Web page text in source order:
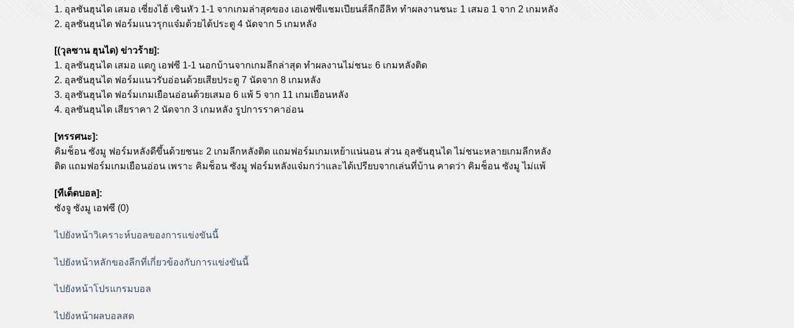
1. อุลซันฮุนได เสมอ เซี่ยงไฮ้ เซินหัว 1-1 จากเกมล่าสุดของ เอเอฟซีแชมเปียนส์ลีกอีลิท ทำผลงานชนะ 1 เสมอ 1 จาก 2 เกมหลัง
2. อุลซันฮุนได ฟอร์มแนวรุกแจ๋มด้วยได้ประตู 4 นัดจาก 5 เกมหลัง
[(วุลซาน ฮุนได) ข่าวร้าย]:
1. อุลซันฮุนได เสมอ แดกู เอฟซี 1-1 นอกบ้านจากเกมลีกล่าสุด ทำผลงานไม่ชนะ 6 เกมหลังติด
2. อุลซันฮุนได ฟอร์มแนวรับอ่อนด้วยเสียประตู 7 นัดจาก 8 เกมหลัง
3. อุลซันฮุนได ฟอร์มเกมเยือนอ่อนด้วยเสมอ 6 แพ้ 5 จาก 11 เกมเยือนหลัง
4. อุลซันฮุนได เสียราคา 2 นัดจาก 3 เกมหลัง รูปการราคาอ่อน
[ทรรศนะ]:
คิมช็อน ซังมู ฟอร์มหลังดีขึ้นด้วยชนะ 2 เกมลีกหลังติด แถมฟอร์มเกมเหย้าแน่นอน ส่วน อุลซันฮุนได ไม่ชนะหลายเกมลีกหลัง
ติด แถมฟอร์มเกมเยือนอ่อน เพราะ คิมช็อน ซังมู ฟอร์มหลังแจ๋มกว่าและได้เปรียบจากเล่นที่บ้าน คาดว่า คิมช็อน ซังมู ไม่แพ้
[ทีเด็ดบอล]:
ซังจู ซังมู เอฟซี (0)
ไปยังหน้าวิเคราะห์บอลของการแข่งขันนี้
ไปยังหน้าหลักของลีกที่เกี่ยวข้องกับการแข่งขันนี้
ไปยังหน้าโปรแกรมบอล
ไปยังหน้าผลบอลสด